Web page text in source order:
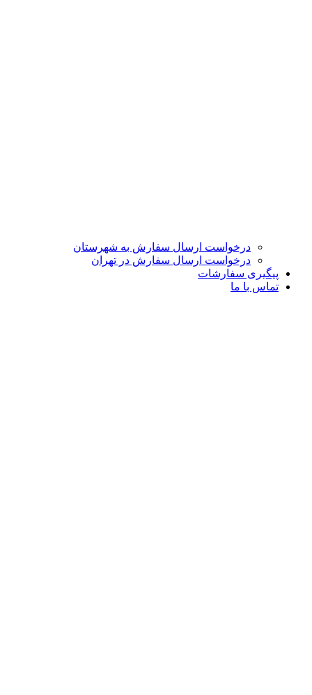
درخواست ارسال سفارش به شهرستان
درخواست ارسال سفارش در تهران
پیگیری سفارشات
تماس با ما